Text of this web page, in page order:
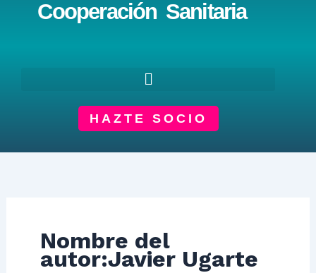
Cooperación Sanitaria
HAZTE SOCIO
Nombre del
autor:Javier Ugarte